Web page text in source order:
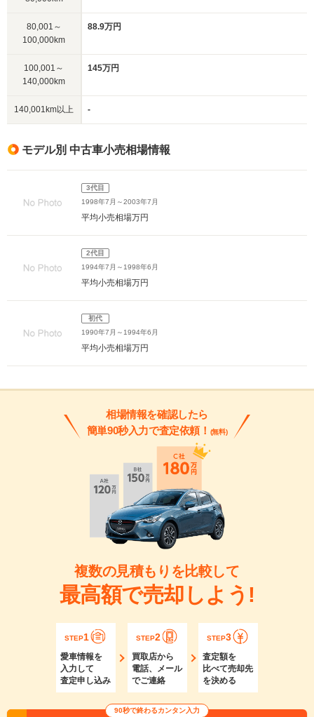
80,001～
100,000km
88.9万円
100,001～
140,000km
145万円
140,001km以上 -
モデル別 中古車小売相場情報
3代目
1998年7月～2003年7月
平均小売相場万円
2代目
1994年7月～1998年6月
平均小売相場万円
初代
1990年7月～1994年6月
平均小売相場万円
相場情報を確認したら
簡単90秒入力で査定依頼！ (無料)
複数の見積もりを比較して
最高額で売却しよう!
STEP1
愛車情報を
入力して
査定申し込み
STEP2
買取店から
電話、メール
でご連絡
STEP3
査定額を
比べて売却先
を決める
90秒で終わるカンタン入力